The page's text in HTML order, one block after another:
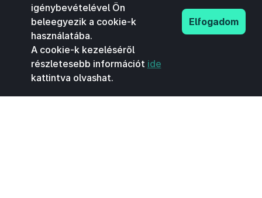
igénybevételével Ön
beleegyezik a cookie-k
használatába.
A cookie-k kezeléséről
részletesebb információt ide
kattintva olvashat.
Elfogadom